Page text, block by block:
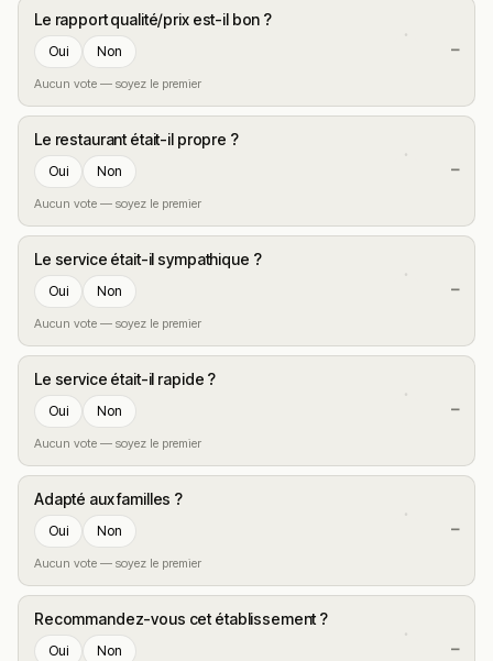
Le rapport qualité/prix est-il bon ?
Oui Non
Aucun vote — soyez le premier
—
Le restaurant était-il propre ?
Oui Non
Aucun vote — soyez le premier
—
Le service était-il sympathique ?
Oui Non
Aucun vote — soyez le premier
—
Le service était-il rapide ?
Oui Non
Aucun vote — soyez le premier
—
Adapté aux familles ?
Oui Non
Aucun vote — soyez le premier
—
Recommandez-vous cet établissement ?
Oui Non —